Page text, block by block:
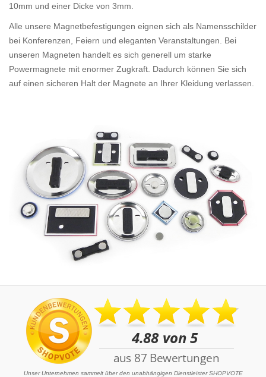
10mm und einer Dicke von 3mm.
Alle unsere Magnetbefestigungen eignen sich als Namensschilder
bei Konferenzen, Feiern und eleganten Veranstaltungen. Bei
unseren Magneten handelt es sich generell um starke
Powermagnete mit enormer Zugkraft. Dadurch können Sie sich
auf einen sicheren Halt der Magnete an Ihrer Kleidung verlassen.
Unser Unternehmen sammelt über den unabhängigen Dienstleister SHOPVOTE